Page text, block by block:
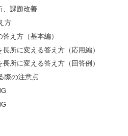
、課題改善
方
え方（基本編）
所に変える答え方（応用編）
所に変える答え方（回答例）
際の注意点